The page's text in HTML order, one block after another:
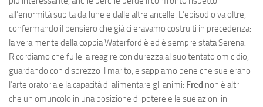
all’enormità subita da June e dalle altre ancelle. L’episodio va oltre,
confermando il pensiero che già ci eravamo costruiti in precedenza:
la vera mente della coppia Waterford è ed è sempre stata Serena.
Ricordiamo che fu lei a reagire con durezza al suo tentato omicidio,
guardando con disprezzo il marito, e sappiamo bene che sue erano
l’arte oratoria e la capacità di alimentare gli animi: Fred non è altri
che un omuncolo in una posizione di potere e le sue azioni in